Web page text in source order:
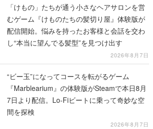
「けもの」たちが通う小さなヘアサロンを営
むゲーム『けものたちの髪切り屋』体験版が
配信開始。悩みを持ったお客様と会話を交わ
し“本当に望んでる髪型”を見つけ出す
2026年8月7日
“ビー玉”になってコースを転がるゲーム
『Marblearium』の体験版がSteamで本日8月
7日より配信。Lo-Fiビートに乗って奇妙な空
間を探検
2026年8月7日